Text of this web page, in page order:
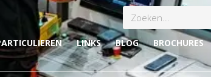
Zoeken
LINKS BLOG BROCHURES